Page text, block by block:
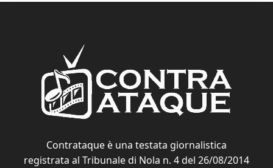
Contrataque è una testata giornalistica
registrata al Tribunale di Nola n. 4 del 26/08/2014